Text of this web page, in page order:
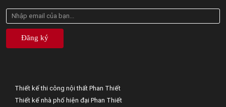
Đăng ký
Thiết kế thi công nội thất Phan Thiết
Thiết kế nhà phố hiện đại Phan Thiết